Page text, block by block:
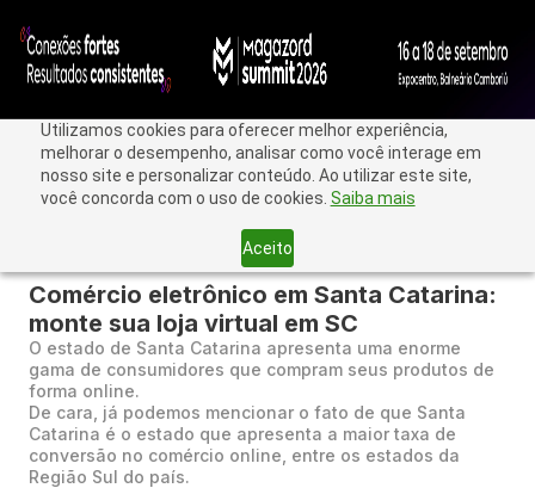
Utilizamos cookies para oferecer melhor experiência,
melhorar o desempenho, analisar como você interage em
nosso site e personalizar conteúdo. Ao utilizar este site,
você concorda com o uso de cookies. Saiba mais
Aceito
Comércio eletrônico em Santa Catarina:
monte sua loja virtual em SC
O estado de Santa Catarina apresenta uma enorme
gama de consumidores que compram seus produtos de
forma online.
De cara, já podemos mencionar o fato de que Santa
Catarina é o estado que apresenta a maior taxa de
conversão no comércio online, entre os estados da
Região Sul do país.